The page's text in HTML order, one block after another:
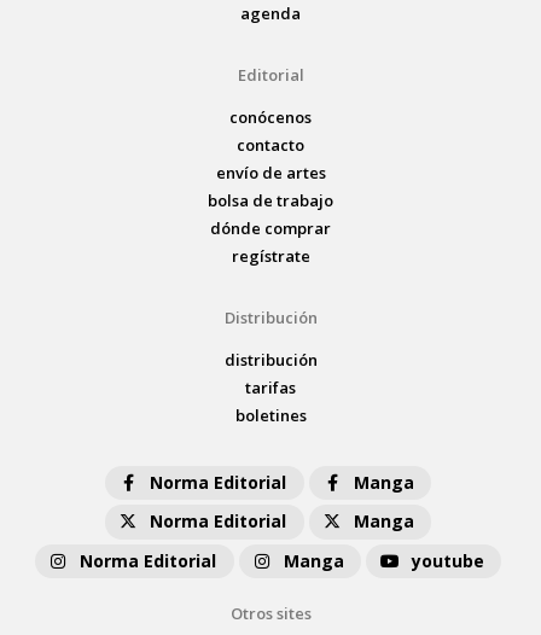
agenda
Editorial
conócenos
contacto
envío de artes
bolsa de trabajo
dónde comprar
regístrate
Distribución
distribución
tarifas
boletines
Norma Editorial
Manga
Norma Editorial
Manga
Norma Editorial
Manga youtube
Otros sites